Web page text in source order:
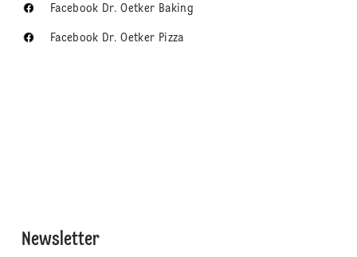
Facebook Dr. Oetker Baking
Facebook Dr. Oetker Pizza
Newsletter